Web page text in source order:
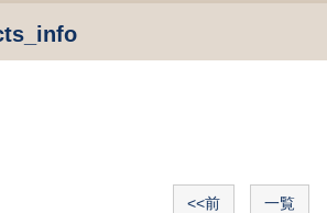
<<前 一覧